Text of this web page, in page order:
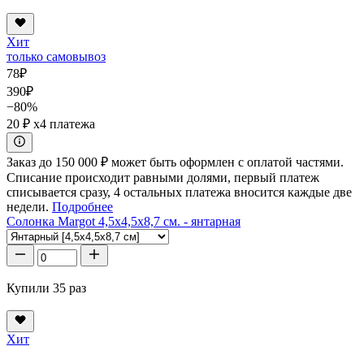
Хит
только самовывоз
78₽
390₽
−80%
20 ₽ x4 платежа
Заказ до 150 000 ₽ может быть оформлен с оплатой частями.
Списание происходит равными долями, первый платеж
списывается сразу, 4 остальных платежа вносится каждые две
недели. Подробнее
Солонка Margot 4,5x4,5x8,7 см. - янтарная
Купили 35 раз
Хит